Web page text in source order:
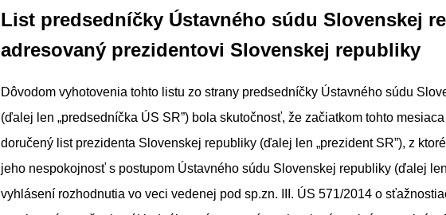
List predsedníčky Ústavného súdu Slovenskej
adresovaný prezidentovi Slovenskej republiky
Dôvodom vyhotovenia tohto listu zo strany predsedníčky Ústavného súdu
(ďalej len „predsedníčka ÚS SR”) bola skutočnosť, že začiatkom tohto
doručený list prezidenta Slovenskej republiky (ďalej len „prezident SR”), z
jeho nespokojnosť s postupom Ústavného súdu Slovenskej republiky (ďalej len
vyhlásení rozhodnutia vo veci vedenej pod sp.zn. III. ÚS 571/2014 o